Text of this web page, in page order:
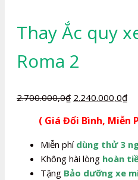
Thay Ắc quy
Roma 2
2.700.000,0₫ Giá
là:
2.700.000,0₫.
2.240.000,0₫Giá
tại
( Giá Đổi Bình, Miễn
Miễn phí dùng thử 3
Không hài lòng hoàn
Tặng Bảo dưỡng xe